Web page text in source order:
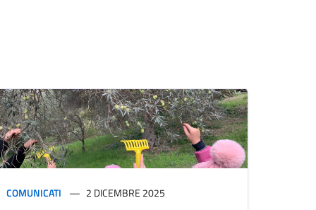
COMUNICATI 2 DICEMBRE 2025